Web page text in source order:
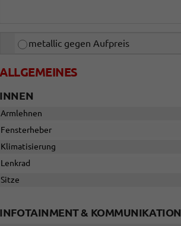
metallic gegen Aufpreis
ALLGEMEINES
INNEN
Armlehnen
Fensterheber
Klimatisierung
Lenkrad
Sitze
INFOTAINMENT & KOMMUNIKATION